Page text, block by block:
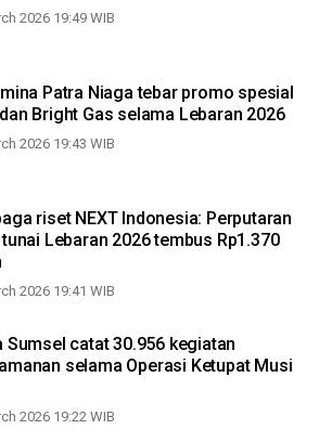
2026 19:49 WIB
Patra Niaga tebar promo spesial
Bright Gas selama Lebaran 2026
2026 19:43 WIB
riset NEXT Indonesia: Perputaran
Lebaran 2026 tembus Rp1.370
2026 19:41 WIB
Sumsel catat 30.956 kegiatan
selama Operasi Ketupat Musi
2026 19:22 WIB